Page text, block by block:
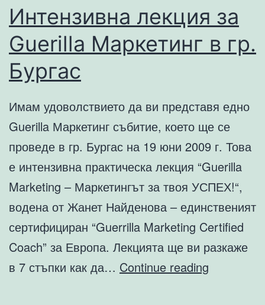
Интензивна лекция за
Guerilla Маркетинг в гр.
Бургас
Имам удоволствието да ви представя едно
Guerilla Маркетинг събитие, което ще се
проведе в гр. Бургас на 19 юни 2009 г. Това
е интензивна практическа лекция “Guerilla
Marketing – Маркетингът за твоя УСПЕХ!“,
водена от Жанет Найденова – единственият
сертифициран “Guerrilla Marketing Certified
Coach” за Европа. Лекцията ще ви разкаже
в 7 стъпки как да… Continue reading